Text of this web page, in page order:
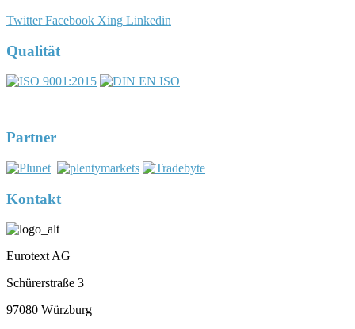
Twitter Facebook Xing Linkedin
Qualität
Partner
Kontakt
Eurotext AG
Schürerstraße 3
97080 Würzburg